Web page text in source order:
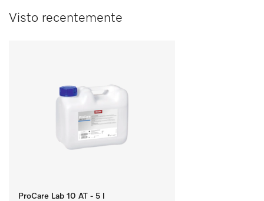
Visto recentemente
ProCare Lab 10 AT - 5 l